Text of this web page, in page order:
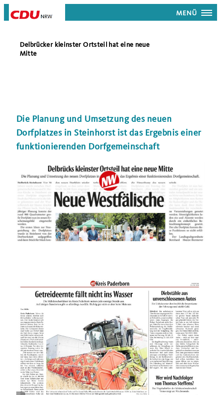
MENÜ
Delbrücker kleinster Ortsteil hat eine neue
Mitte
Die Planung und Umsetzung des neuen
Dorfplatzes in Steinhorst ist das Ergebnis einer
funktionierenden Dorfgemeinschaft